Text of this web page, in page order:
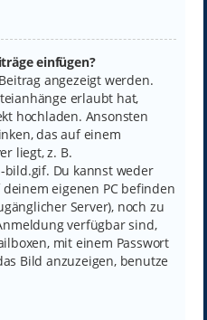
einfügen?
angezeigt werden.
erlaubt hat,
hochladen. Ansonsten
das auf einem
liegt, z. B.
Du kannst weder
eigenen PC befinden
Server), noch zu
verfügbar sind,
mit einem Passwort
Bild anzuzeigen, benutze